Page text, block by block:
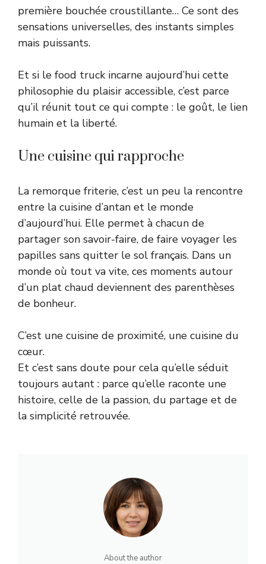
première bouchée croustillante… Ce sont des
sensations universelles, des instants simples
mais puissants.
Et si le food truck incarne aujourd’hui cette
philosophie du plaisir accessible, c’est parce
qu’il réunit tout ce qui compte : le goût, le lien
humain et la liberté.
Une cuisine qui rapproche
La remorque friterie, c’est un peu la rencontre
entre la cuisine d’antan et le monde
d’aujourd’hui. Elle permet à chacun de
partager son savoir-faire, de faire voyager les
papilles sans quitter le sol français. Dans un
monde où tout va vite, ces moments autour
d’un plat chaud deviennent des parenthèses
de bonheur.
C’est une cuisine de proximité, une cuisine du
cœur.
Et c’est sans doute pour cela qu’elle séduit
toujours autant : parce qu’elle raconte une
histoire, celle de la passion, du partage et de
la simplicité retrouvée.
About the author